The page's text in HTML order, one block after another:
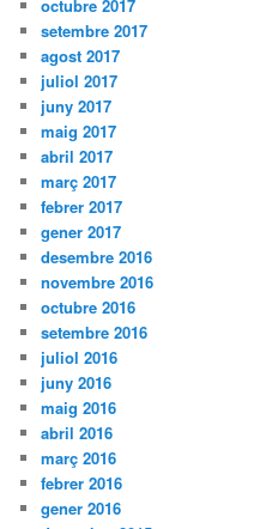
octubre 2017
setembre 2017
agost 2017
juliol 2017
juny 2017
maig 2017
abril 2017
març 2017
febrer 2017
gener 2017
desembre 2016
novembre 2016
octubre 2016
setembre 2016
juliol 2016
juny 2016
maig 2016
abril 2016
març 2016
febrer 2016
gener 2016